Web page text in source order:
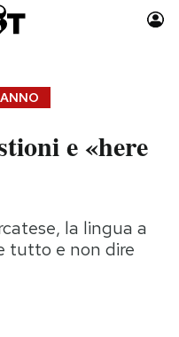
Moda
Storie/Idee
Ok Boomer!
ANNO
e «here
la lingua a
tutto e non dire